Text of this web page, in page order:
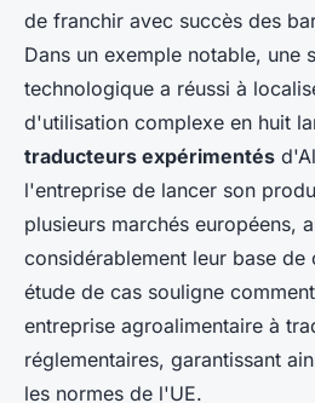
de franchir avec succès des
Dans un exemple notable, une
technologique a réussi à
d'utilisation complexe en huit
traducteurs expérimentés
l'entreprise de lancer son
plusieurs marchés européens,
considérablement leur base de
étude de cas souligne
entreprise agroalimentaire à
réglementaires, garantissant
les normes de l'UE.